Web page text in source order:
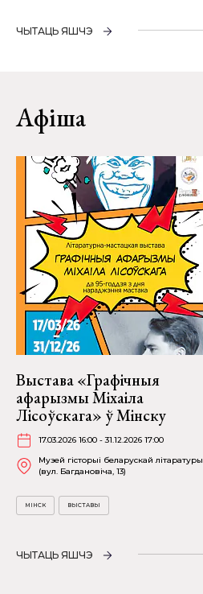
ЧЫТАЦЬ ЯШЧЭ
Афіша
Выстава «Графічныя
афарызмы Міхаіла
Лісоўскага» ў Мінску
17.03.2026 16:00 - 31.12.2026 17:00
Музей гісторыі беларускай літаратуры
(вул. Багдановіча, 13)
МІНСК ВЫСТАВЫ
ЧЫТАЦЬ ЯШЧЭ